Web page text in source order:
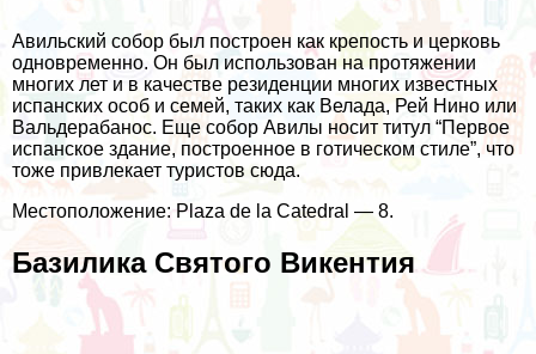
Авильский собор был построен как крепость и церковь
одновременно. Он был использован на протяжении
многих лет и в качестве резиденции многих известных
испанских особ и семей, таких как Велада, Рей Нино или
Вальдерабанос. Еще собор Авилы носит титул “Первое
испанское здание, построенное в готическом стиле”, что
тоже привлекает туристов сюда.
Местоположение: Plaza de la Catedral — 8.
Базилика Святого Викентия